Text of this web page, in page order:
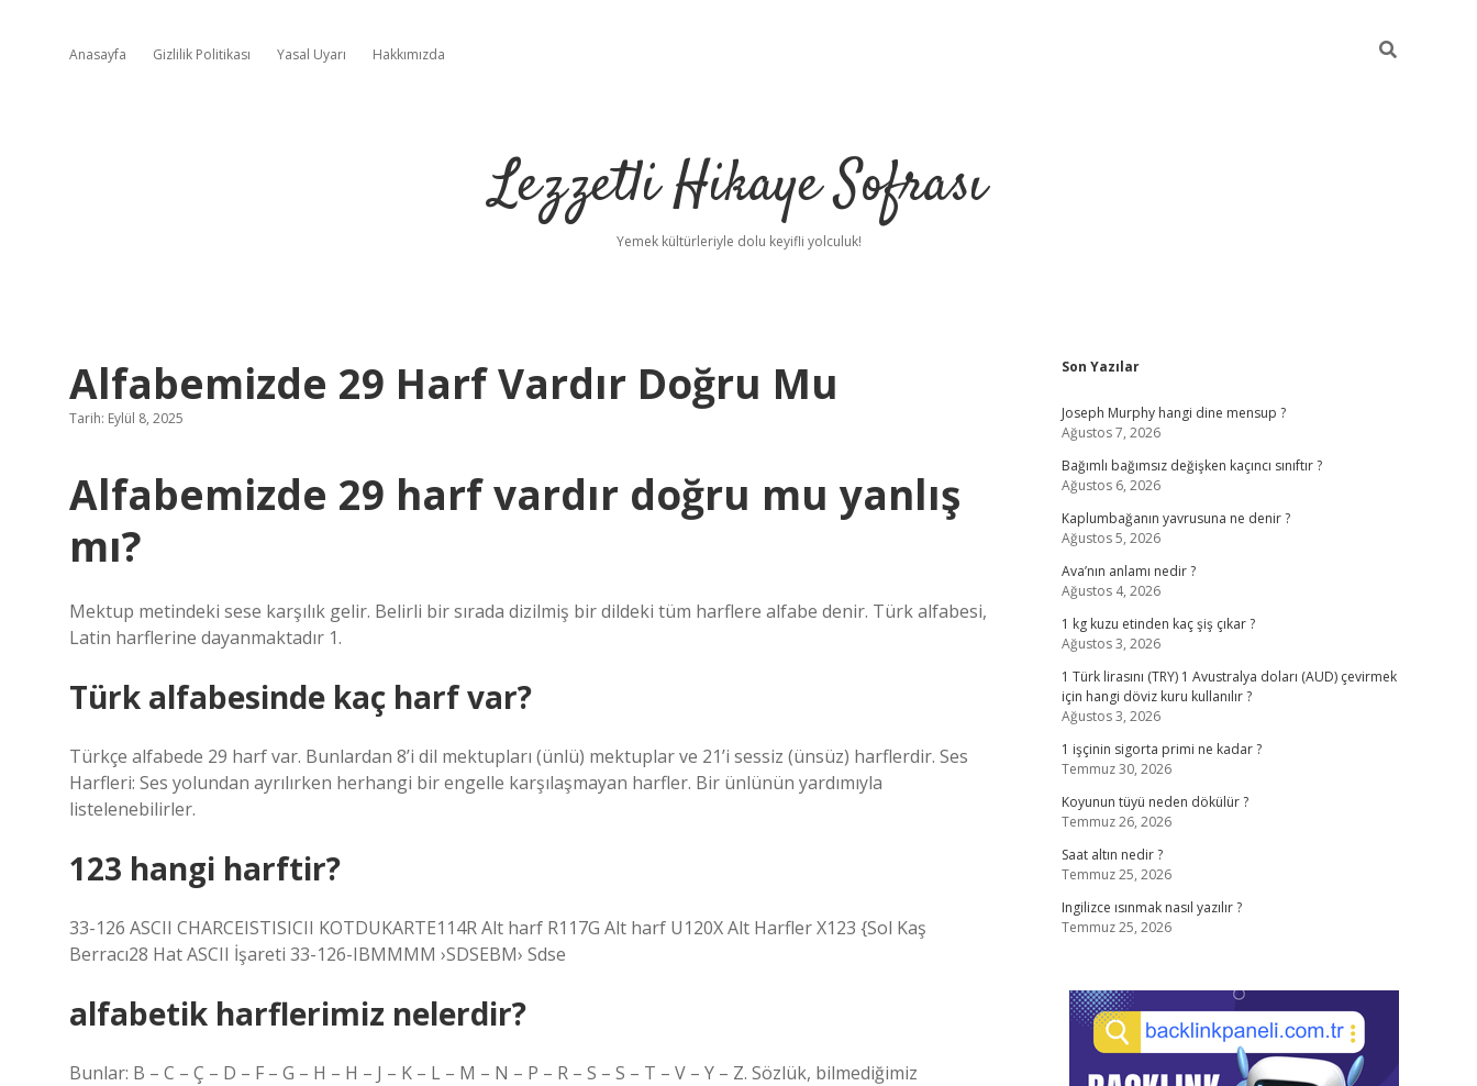
Anasayfa Gizlilik Politikası Yasal Uyarı Hakkımızda
Lezzetli Hikaye Sofrası
Yemek kültürleriyle dolu keyifli yolculuk!
Alfabemizde 29 Harf Vardır Doğru Mu
Tarih: Eylül 8, 2025
Alfabemizde 29 harf vardır doğru mu yanlış
mı?
Mektup metindeki sese karşılık gelir. Belirli bir sırada dizilmiş bir dildeki tüm harflere alfabe denir. Türk alfabesi,
Latin harflerine dayanmaktadır 1.
Türk alfabesinde kaç harf var?
Türkçe alfabede 29 harf var. Bunlardan 8’i dil mektupları (ünlü) mektuplar ve 21’i sessiz (ünsüz) harflerdir. Ses
Harfleri: Ses yolundan ayrılırken herhangi bir engelle karşılaşmayan harfler. Bir ünlünün yardımıyla
listelenebilirler.
123 hangi harftir?
33-126 ASCII CHARCEISTISICII KOTDUKARTE114R Alt harf R117G Alt harf U120X Alt Harfler X123 {Sol Kaş
Berracı28 Hat ASCII İşareti 33-126-IBMMMM ›SDSEBM› Sdse
alfabetik harflerimiz nelerdir?
Bunlar: B – C – Ç – D – F – G – H – H – J – K – L – M – N – P – R – S – S – T – V – Y – Z. Sözlük, bilmediğimiz
Sidebar
Son Yazılar
Joseph Murphy hangi dine mensup ?
Ağustos 7, 2026
Bağımlı bağımsız değişken kaçıncı sınıftır ?
Ağustos 6, 2026
Kaplumbağanın yavrusuna ne denir ?
Ağustos 5, 2026
Ava’nın anlamı nedir ?
Ağustos 4, 2026
1 kg kuzu etinden kaç şiş çıkar ?
Ağustos 3, 2026
1 Türk lirasını (TRY) 1 Avustralya doları (AUD) çevirmek
için hangi döviz kuru kullanılır ?
Ağustos 3, 2026
1 işçinin sigorta primi ne kadar ?
Temmuz 30, 2026
Koyunun tüyü neden dökülür ?
Temmuz 26, 2026
Saat altın nedir ?
Temmuz 25, 2026
Ingilizce ısınmak nasıl yazılır ?
Temmuz 25, 2026